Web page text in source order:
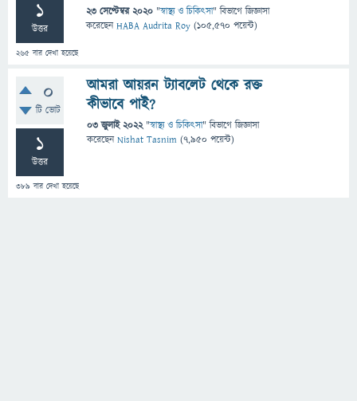
1
উত্তর
265 বার দেখা হয়েছে
23 সেপ্টেম্বর 2020 "স্বাস্থ্য ও চিকিৎসা" বিভাগে জিজ্ঞাসা
করেছেনHABA Audrita Roy (105,570 পয়েন্ট)
0
টি ভোট
1
উত্তর
389 বার দেখা হয়েছে
আমরা আয়রন ট্যাবলেট থেকে রক্ত
কীভাবে পাই?
03 জুলাই 2022 "স্বাস্থ্য ও চিকিৎসা" বিভাগে জিজ্ঞাসা
করেছেনNishat Tasnim (7,950 পয়েন্ট)